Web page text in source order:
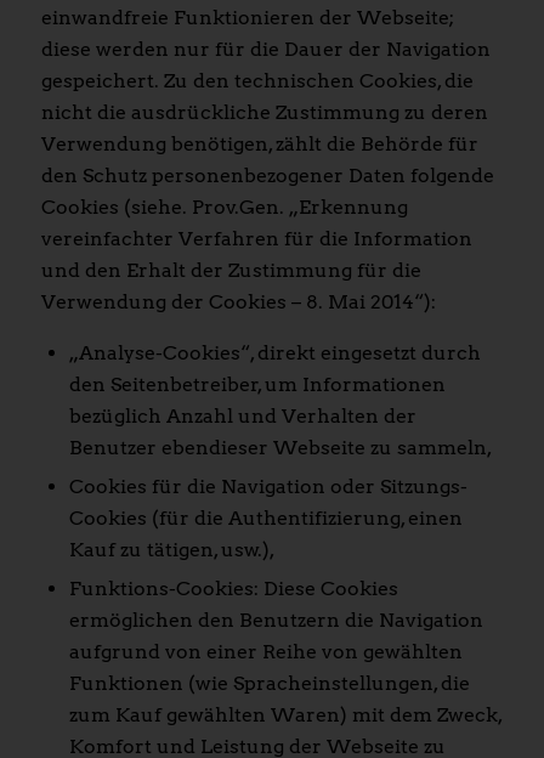
einwandfreie Funktionieren der Webseite;
diese werden nur für die Dauer der Navigation
gespeichert. Zu den technischen Cookies, die
nicht die ausdrückliche Zustimmung zu deren
Verwendung benötigen, zählt die Behörde für
den Schutz personenbezogener Daten folgende
Cookies (siehe. Prov.Gen. „Erkennung
vereinfachter Verfahren für die Information
und den Erhalt der Zustimmung für die
Verwendung der Cookies – 8. Mai 2014“):
„Analyse-Cookies“, direkt eingesetzt durch
den Seitenbetreiber, um Informationen
bezüglich Anzahl und Verhalten der
Benutzer ebendieser Webseite zu sammeln,
Cookies für die Navigation oder Sitzungs-
Cookies (für die Authentifizierung, einen
Kauf zu tätigen, usw.),
Funktions-Cookies: Diese Cookies
ermöglichen den Benutzern die Navigation
aufgrund von einer Reihe von gewählten
Funktionen (wie Spracheinstellungen, die
zum Kauf gewählten Waren) mit dem Zweck,
Komfort und Leistung der Webseite zu